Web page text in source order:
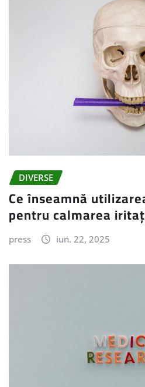
DIVERSE
Ce înseamnă
pentru calmarea
press iun. 22, 2025